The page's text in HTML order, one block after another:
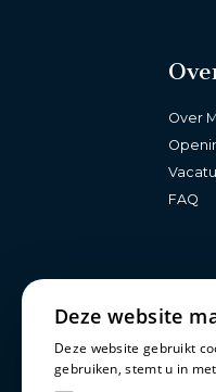
Over
FAQ
Deze website
Deze website gebruikt
gebruiken, stemt u in